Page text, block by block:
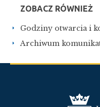
ZOBACZ RÓWNIEŻ
Godziny otwarcia i
Archiwum